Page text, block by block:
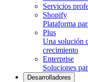
Servicios
Shopify
Plataforma
Plus
Una solución
crecimiento
Enterprise
Soluciones
Desarrolladores